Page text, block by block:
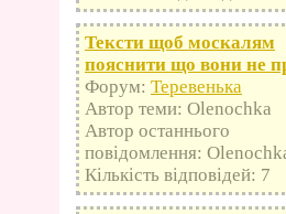
Тексти щоб москалям
пояснити що вони не
Форум: Теревенька
Автор теми: Olenochka
Автор останнього
повідомлення:
Кількість відповідей: 7